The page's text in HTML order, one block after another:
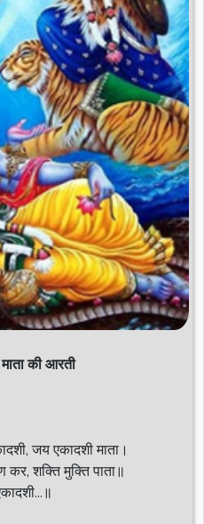
की आरती
जय एकादशी माता।
कर, शक्ति मुक्ति पाता॥